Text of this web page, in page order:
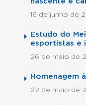
16 de junho de
Estudo do
esportistas e
26 de maio de
Homenagem
22 de maio de